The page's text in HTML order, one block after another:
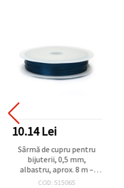
10.14 Lei
Sârmă de cupru pentru
bijuterii, 0,5 mm,
albastru, aprox. 8 m –
pentru bijuterii
COD: 515065